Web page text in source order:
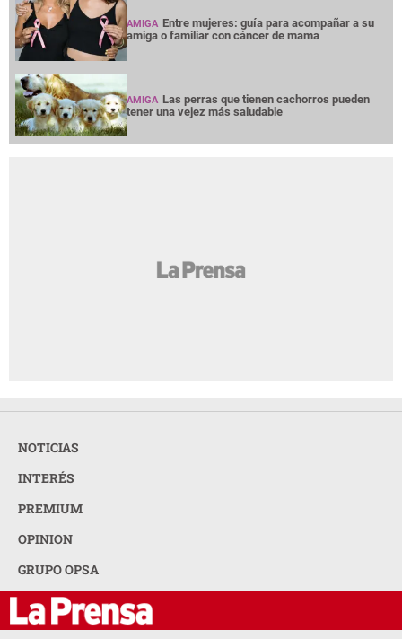
AMIGA Entre mujeres: guía para acompañar a su
amiga o familiar con cáncer de mama
AMIGA Las perras que tienen cachorros pueden
tener una vejez más saludable
NOTICIAS
INTERÉS
PREMIUM
OPINION
GRUPO OPSA